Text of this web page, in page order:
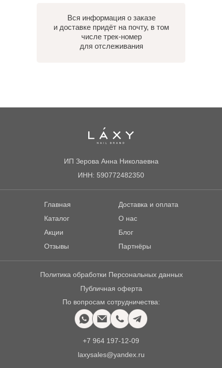
Вся информация о заказе
и доставке придёт на почту, в том
числе трек-номер
для отслеживания
ИП Зерова Анна Николаевна
ИНН: 590772482350
Главная
Каталог
Акции
Отзывы
Доставка и оплата
О нас
Блог
Партнёры
Политика обработки Персональных данных
Публичная оферта
По вопросам сотрудничества:
+7 964 197-12-09
laxysales@yandex.ru